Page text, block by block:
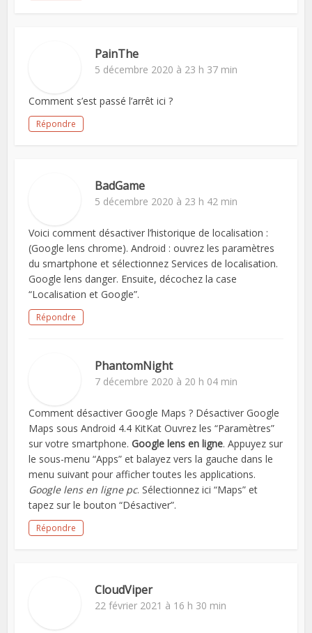
PainThe
5 décembre 2020 à 23 h 37 min
Comment s’est passé l’arrêt ici ?
Répondre
BadGame
5 décembre 2020 à 23 h 42 min
Voici comment désactiver l’historique de localisation :
(Google lens chrome). Android : ouvrez les paramètres
du smartphone et sélectionnez Services de localisation.
Google lens danger. Ensuite, décochez la case
“Localisation et Google”.
Répondre
PhantomNight
7 décembre 2020 à 20 h 04 min
Comment désactiver Google Maps ? Désactiver Google
Maps sous Android 4.4 KitKat Ouvrez les “Paramètres”
sur votre smartphone.Google lens en ligne. Appuyez sur
le sous-menu “Apps” et balayez vers la gauche dans le
menu suivant pour afficher toutes les applications.
Google lens en ligne pc. Sélectionnez ici “Maps” et
tapez sur le bouton “Désactiver”.
Répondre
CloudViper
22 février 2021 à 16 h 30 min